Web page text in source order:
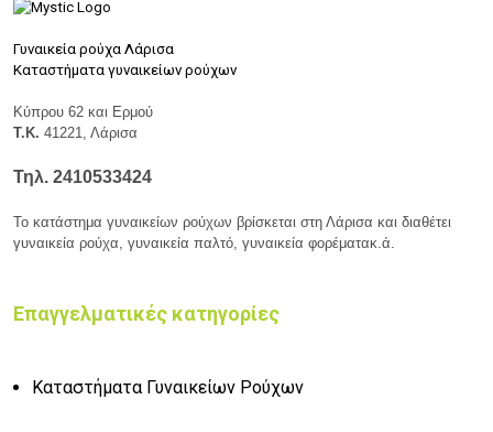
Γυναικεία ρούχα Λάρισα
Καταστήματα γυναικείων ρούχων
Κύπρου 62 και Ερμού
Τ.Κ. 41221, Λάρισα
Τηλ. 2410533424
Το κατάστημα γυναικείων ρούχων βρίσκεται στη Λάρισα και διαθέτει
γυναικεία ρούχα, γυναικεία παλτό, γυναικεία φορέματακ.ά.
Επαγγελματικές κατηγορίες
Καταστήματα Γυναικείων Ρούχων